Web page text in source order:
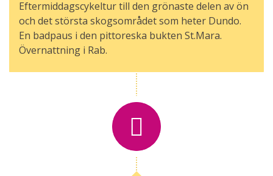
Eftermiddagscykeltur till den grönaste delen av ön
och det största skogsområdet som heter Dundo.
En badpaus i den pittoreska bukten St.Mara.
Övernattning i Rab.